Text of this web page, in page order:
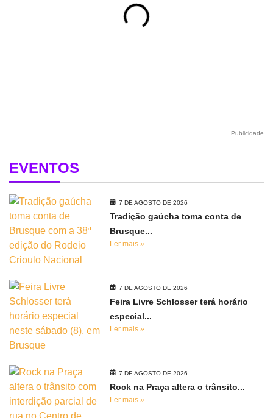
Publicidade
EVENTOS
7 DE AGOSTO DE 2026
Tradição gaúcha toma conta de
Brusque...
Ler mais »
7 DE AGOSTO DE 2026
Feira Livre Schlosser terá horário
especial...
Ler mais »
7 DE AGOSTO DE 2026
Rock na Praça altera o trânsito...
Ler mais »